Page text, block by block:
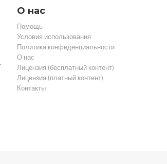
О нас
Помощь
Условия использования
Политика конфиденциальности
О нас
Лицензия (бесплатный контент)
Лицензия (платный контент)
Контакты